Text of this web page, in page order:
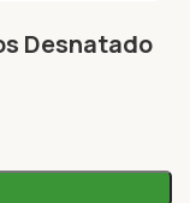
Desnatado